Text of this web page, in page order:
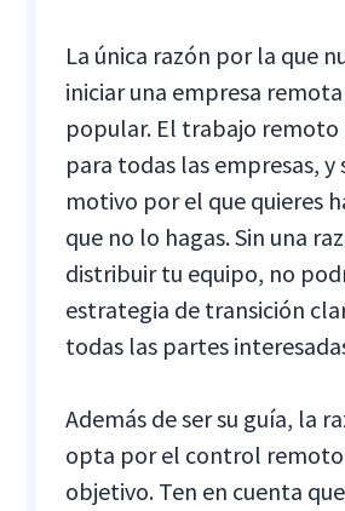
La única razón por la que
iniciar una empresa
popular. El trabajo remoto
para todas las empresas, y
motivo por el que quieres
que no lo hagas. Sin una
distribuir tu equipo, no
estrategia de transición
todas las partes
Además de ser su guía, la
opta por el control remoto
objetivo. Ten en cuenta